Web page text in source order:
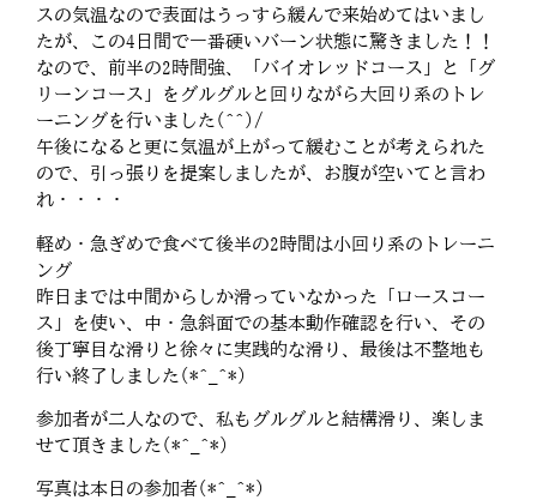
スの気温なので表面はうっすら緩んで来始めてはいまし
たが、この4日間で一番硬いバーン状態に驚きました！！
なので、前半の2時間強、「バイオレッドコース」と「グ
リーンコース」をグルグルと回りながら大回り系のトレ
ーニングを行いました(^^)/
午後になると更に気温が上がって緩むことが考えられた
ので、引っ張りを提案しましたが、お腹が空いてと言わ
れ・・・・
軽め・急ぎめで食べて後半の2時間は小回り系のトレーニ
ング
昨日までは中間からしか滑っていなかった「ロースコー
ス」を使い、中・急斜面での基本動作確認を行い、その
後丁寧目な滑りと徐々に実践的な滑り、最後は不整地も
行い終了しました(*^_^*)
参加者が二人なので、私もグルグルと結構滑り、楽しま
せて頂きました(*^_^*)
写真は本日の参加者(*^_^*)